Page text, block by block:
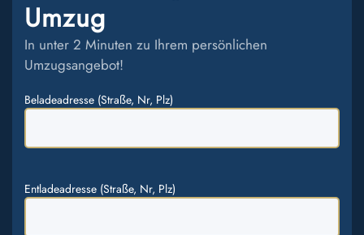
Umzug
In unter 2 Minuten zu Ihrem persönlichen
Umzugsangebot!
Beladeadresse (Straße, Nr, Plz)
Entladeadresse (Straße, Nr, Plz)